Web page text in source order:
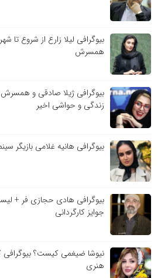
بیوگرافی لیلا زارع از شروع
همسرش
بیوگرافی ژیلا صادقی و
زندگی و حواشی اخیر
بیوگرافی هانیه غلامی بازیگر
بیوگرافی هادی حجازی فر +
جوایز کارگردانی
نیوشا ضیغمی کیست؟ بیوگرافی
هنری